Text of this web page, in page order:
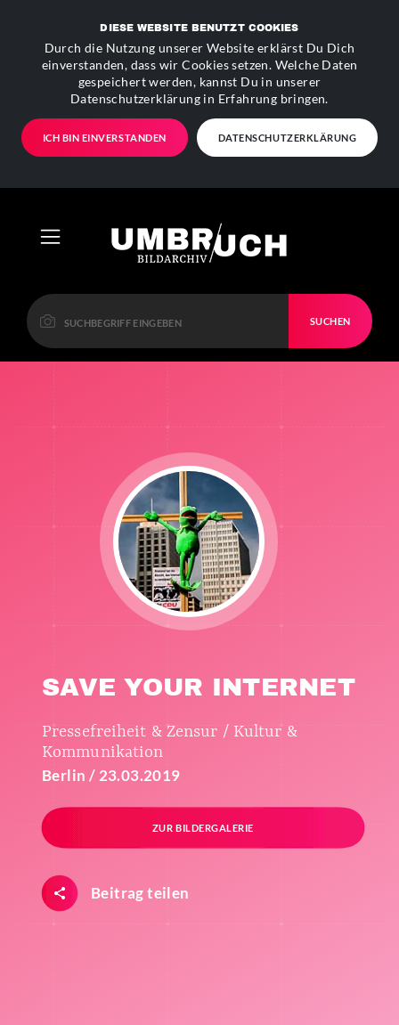
DIESE WEBSITE BENUTZT COOKIES
Durch die Nutzung unserer Website erklärst Du Dich
einverstanden, dass wir Cookies setzen. Welche Daten
gespeichert werden, kannst Du in unserer
Datenschutzerklärung in Erfahrung bringen.
ICH BIN EINVERSTANDEN DATENSCHUTZERKLÄRUNG
SUCHEN
SAVE YOUR INTERNET
Pressefreiheit & Zensur / Kultur &
Kommunikation
Berlin / 23.03.2019
ZUR BILDERGALERIE
Beitrag teilen